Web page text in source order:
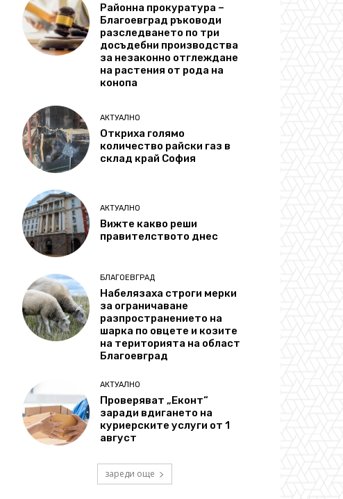
Районна прокуратура –
Благоевград ръководи
разследването по три
досъдебни производства
за незаконно отглеждане
на растения от рода на
конопа
АКТУАЛНО
Откриха голямо
количество райски газ в
склад край София
АКТУАЛНО
Вижте какво реши
правителството днес
БЛАГОЕВГРАД
Набелязаха строги мерки
за ограничаване
разпространението на
шарка по овцете и козите
на територията на област
Благоевград
АКТУАЛНО
Проверяват „Еконт“
заради вдигането на
куриерските услуги от 1
август
зареди още